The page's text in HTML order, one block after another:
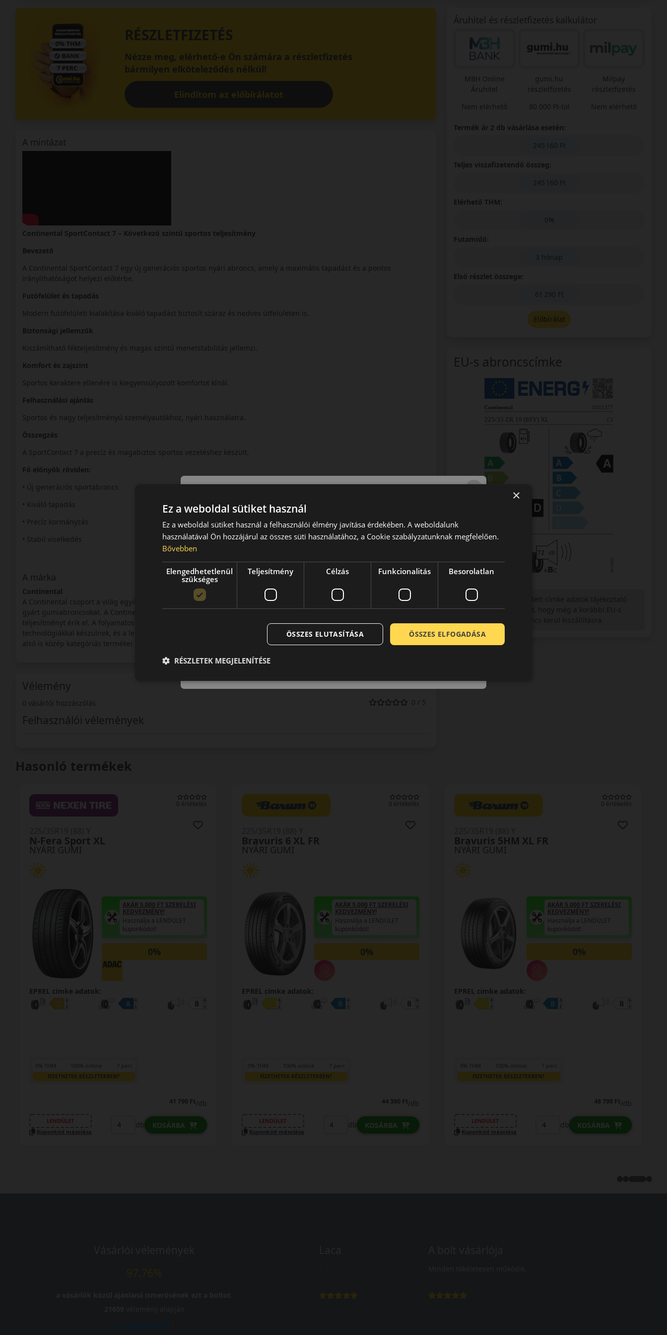
RÉSZLETFIZETÉS
Nézze meg, elérhető-e Ön számára a részletfizetés
bármilyen elköteleződés nélkül!
Elindítom az előbírálatot
A mintázat
Continental SportContact 7 – Következő szintű sportos teljesítmény
Bevezető
A Continental SportContact 7 egy új generációs sportos nyári abroncs, amely a maximális tapadást és a pontos
irányíthatóságot helyezi előtérbe.
Futófelület és tapadás
Modern futófelületi kialakítása kiváló tapadást biztosít száraz és nedves útfelületen is.
Biztonsági jellemzők
Kiszámítható fékteljesítmény és magas szintű menetstabilitás jellemzi.
Komfort és zajszint
Sportos karaktere ellenére is kiegyensúlyozott komfortot kínál.
Felhasználási ajánlás
Sportos és nagy teljesítményű személyautókhoz, nyári használatra.
Összegzés
A SportContact 7 a precíz és magabiztos sportos vezetéshez készült.
Fő előnyök röviden:
• Új generációs sportabroncs
• Kiváló tapadás
• Precíz kormányzás
• Stabil viselkedés
A márka
Continental
A Continental csoport a világ egyik legnagyobb autói-alkatrész gyártással foglalkozó vállalata. Közel másfél évszázada
gyárt gumiabroncsokat. A Continental abroncsok a prémium kategórián belül is az egyik legmagasabb minőséget és
teljesítményt érik el. A folyamatos innovációnak köszönhetően termékeik a legmodernebb összetevőkből a legkorszerűbb
technológiákkal készülnek, és a legmagasabb elvárásoknak is megfelelnek. Németesen stabil jó minőségükkel még a gyár
alsó is közép kategóriás termékei is felhívják magukra a figyelmet.
Vélemény
0 vásárlói hozzászólás 0 / 5
Felhasználói vélemények
Áruhitel és részletfizetés kalkulátor
MBH Online
Áruhitel
Nem elérhető
gumi.hu
részletfizetés
80 000 Ft-tól
Milpay
részletfizetés
Nem elérhető
Termék ár 2 db vásárlása esetén:
245 160 Ft
Teljes viszafizetendő összeg:
245 160 Ft
Elérhető THM:
0%
Futamidő:
3 hónap
Első részlet összege:
61 290 Ft
Előbírálat
EU-s abroncscímke
Figyelem a feltüntetett címke adatok tájékoztató
jellegűek. Előfordulhat, hogy még a korábbi EU-s
Hasonló termékek
0 értékelés
NYÁRI GUMI
N-Fera Sport XL
AKÁR 5.000 FT SZERELÉSI
KEDVEZMÉNY!
Használja a LENDÜLET
kuponkódot!
0%
EPREL cimke adatok:
0% THM 100% online 7 perc
FIZETHETEK RÉSZLETEKBEN?
41 790 Ft/db
LENDÜLET
Kuponkód másolása
db KOSÁRBA
0 értékelés
NYÁRI GUMI
Bravuris 6 XL FR
AKÁR 5.000 FT SZERELÉSI
KEDVEZMÉNY!
Használja a LENDÜLET
kuponkódot!
0%
EPREL cimke adatok:
0% THM 100% online 7 perc
FIZETHETEK RÉSZLETEKBEN?
44 390 Ft/db
LENDÜLET
Kuponkód másolása
db KOSÁRBA
0 értékelés
NYÁRI GUMI
Bravuris 5HM XL FR
AKÁR 5.000 FT SZERELÉSI
KEDVEZMÉNY!
Használja a LENDÜLET
kuponkódot!
0%
EPREL cimke adatok:
0% THM 100% online 7 perc
FIZETHETEK RÉSZLETEKBEN?
48 790 Ft/db
LENDÜLET
Kuponkód másolása
db KOSÁRBA
×
Ez a weboldal sütiket használ
Ez a weboldal sütiket használ a felhasználói élmény javítása érdekében. A weboldalunk
használatával Ön hozzájárul az összes süti használatához, a Cookie szabályzatunknak megfelelően.
Bővebben
Elengedhetetlenül
szükséges
Teljesítmény Célzás Funkcionalitás Besorolatlan
ÖSSZES ELFOGADÁSA
ÖSSZES ELUTASÍTÁSA
RÉSZLETEK MEGJELENÍTÉSE